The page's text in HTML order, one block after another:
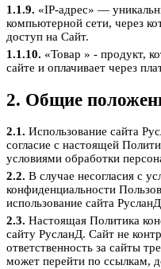
1.1.9. «IP-адрес» —
компьютерной сети, через
доступ на Сайт.
1.1.10. «Товар » - продукт,
сайте и оплачивает через
2. Общие
2.1. Использование сайта
согласие с настоящей
условиями обработки
2.2. В случае несогласия с
конфиденциальности
использование сайта
2.3. Настоящая Политика
сайту РусланД. Сайт не
ответственность за сайты
может перейти по ссылкам,